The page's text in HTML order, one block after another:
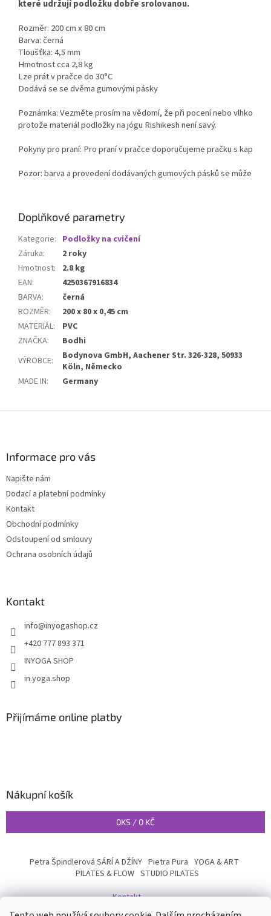
které udržují podložku dobře srolovanou.
Rozměr: 200 cm x 80 cm
Barva: černá
Tloušťka: 4,5 mm
Hmotnost cca 2,8 kg
Lze prát v pračce do 30°C
Dodává se se dvěma gumovými pásky
Poznámka: Vezměte prosím na vědomí, že při pocení nebo vlhkosti
protože materiál podložky na jógu Rishikesh není savý.
Pokyny pro praní: Pro praní v pračce doporučujeme pračku s
Pozor: barva a provedení dodávaných gumových pásků se může
Doplňkové parametry
Kategorie: Podložky na cvičení
Záruka:
2 roky
Hmotnost:
2.8 kg
EAN:
4250367916834
BARVA:
černá
ROZMĚR:
200 x 80 x 0,45 cm
MATERIÁL:
PVC
ZNAČKA:
Bodhi
VÝROBCE:
Bodynova GmbH, Aachener Str. 326-328, 50933
Köln, Německo
MADE IN: Germany
Informace pro vás
Napište nám
Dodací a platební podmínky
Kontakt
Obchodní podmínky
Odstoupení od smlouvy
Ochrana osobních údajů
Kontakt
info@inyogashop.cz
+420 777 893 371
INYOGA SHOP
in.yoga.shop
Přijímáme online platby
Nákupní košík
0KS / 0 KČ
Petra Špindlerová SÁRÍ A DŽÍNY Pietra Pura YOGA & ART
PILATES & FLOW STUDIO PILATES
Kontakt